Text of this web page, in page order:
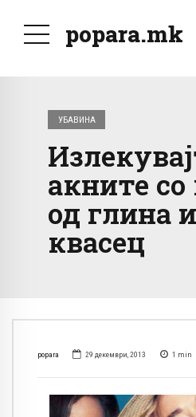
popara.mk
УБАВИНА
акните
од глина
квасец
popara 29 декември, 2013 1 min